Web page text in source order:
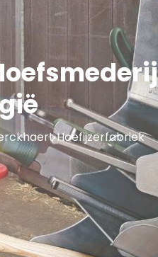
Hoefijzerfabriek